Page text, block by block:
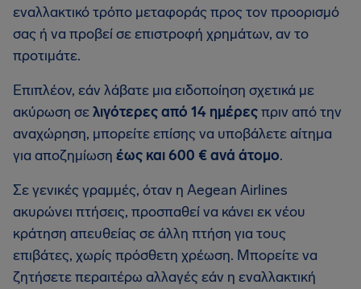
εναλλακτικό τρόπο μεταφοράς προς τον προορισμό
σας ή να προβεί σε επιστροφή χρημάτων, αν το
προτιμάτε.
Επιπλέον, εάν λάβατε μια ειδοποίηση σχετικά με
ακύρωση σελιγότερες από 14 ημέρεςπριν από την
αναχώρηση, μπορείτε επίσης να υποβάλετε αίτημα
για αποζημίωση έως και 600 € ανά άτομο.
Σε γενικές γραμμές, όταν η Aegean Airlines
ακυρώνει πτήσεις, προσπαθεί να κάνει εκ νέου
κράτηση απευθείας σε άλλη πτήση για τους
επιβάτες, χωρίς πρόσθετη χρέωση. Μπορείτε να
ζητήσετε περαιτέρω αλλαγές εάν η εναλλακτική